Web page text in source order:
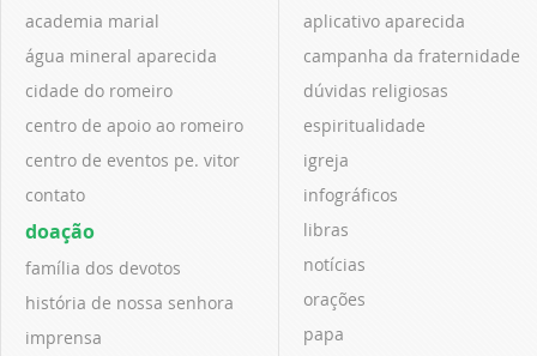
academia marial
água mineral aparecida
cidade do romeiro
centro de apoio ao romeiro
centro de eventos pe. vitor
contato
doação
família dos devotos
história de nossa senhora
imprensa
aplicativo aparecida
campanha da fraternidade
dúvidas religiosas
espiritualidade
igreja
infográficos
libras
notícias
orações
papa